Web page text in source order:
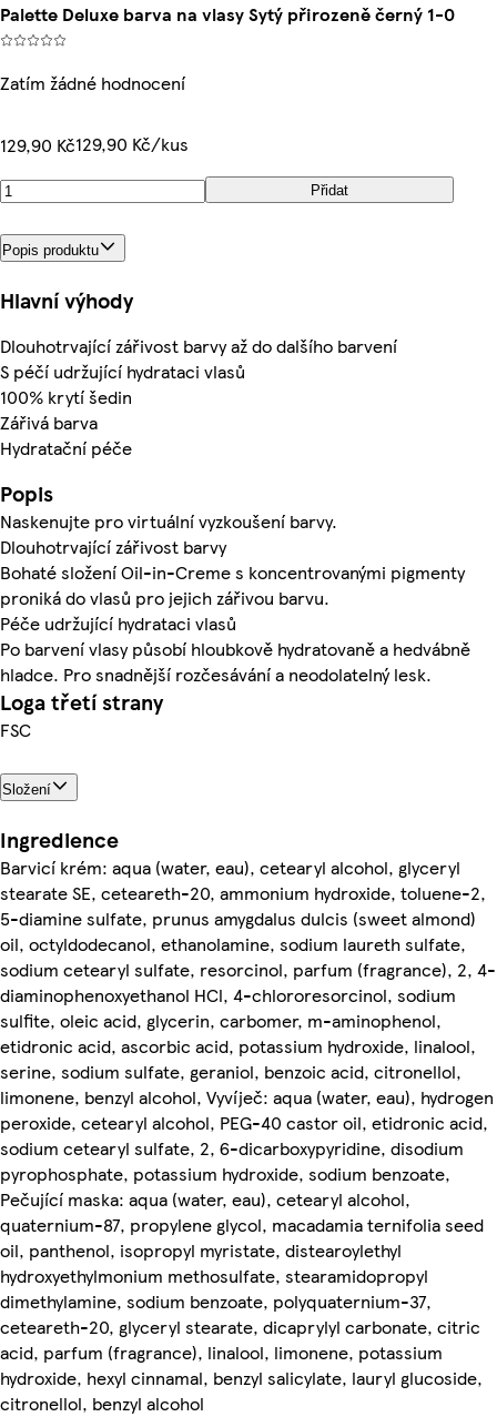
Palette Deluxe barva na vlasy Sytý přirozeně černý 1-0
Zatím žádné hodnocení
129,90 Kč129,90 Kč/kus
Přidat
Popis produktu
Hlavní výhody
Dlouhotrvající zářivost barvy až do dalšího barvení
S péčí udržující hydrataci vlasů
100% krytí šedin
Zářivá barva
Hydratační péče
Popis
Naskenujte pro virtuální vyzkoušení barvy.
Dlouhotrvající zářivost barvy
Bohaté složení Oil-in-Creme s koncentrovanými pigmenty
proniká do vlasů pro jejich zářivou barvu.
Péče udržující hydrataci vlasů
Po barvení vlasy působí hloubkově hydratovaně a hedvábně
hladce. Pro snadnější rozčesávání a neodolatelný lesk.
Loga třetí strany
FSC
Složení
Ingredience
Barvicí krém: aqua (water, eau), cetearyl alcohol, glyceryl
stearate SE, ceteareth-20, ammonium hydroxide, toluene-2,
5-diamine sulfate, prunus amygdalus dulcis (sweet almond)
oil, octyldodecanol, ethanolamine, sodium laureth sulfate,
sodium cetearyl sulfate, resorcinol, parfum (fragrance), 2, 4-
diaminophenoxyethanol HCl, 4-chlororesorcinol, sodium
sulfite, oleic acid, glycerin, carbomer, m-aminophenol,
etidronic acid, ascorbic acid, potassium hydroxide, linalool,
serine, sodium sulfate, geraniol, benzoic acid, citronellol,
limonene, benzyl alcohol, Vyvíječ: aqua (water, eau), hydrogen
peroxide, cetearyl alcohol, PEG-40 castor oil, etidronic acid,
sodium cetearyl sulfate, 2, 6-dicarboxypyridine, disodium
pyrophosphate, potassium hydroxide, sodium benzoate,
Pečující maska: aqua (water, eau), cetearyl alcohol,
quaternium-87, propylene glycol, macadamia ternifolia seed
oil, panthenol, isopropyl myristate, distearoylethyl
hydroxyethylmonium methosulfate, stearamidopropyl
dimethylamine, sodium benzoate, polyquaternium-37,
ceteareth-20, glyceryl stearate, dicaprylyl carbonate, citric
acid, parfum (fragrance), linalool, limonene, potassium
hydroxide, hexyl cinnamal, benzyl salicylate, lauryl glucoside,
citronellol, benzyl alcohol